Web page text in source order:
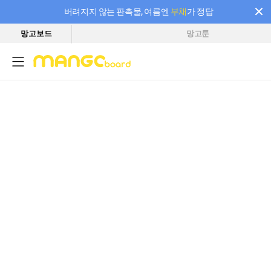
버려지지 않는 판촉물, 여름엔 부채가 정답
필요한 만큼 충전하고 끊김 없이 작업하세요! 새로워진 AI 부스터 요금제
망고보드 망고툰